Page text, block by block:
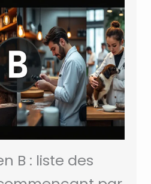
B : liste des